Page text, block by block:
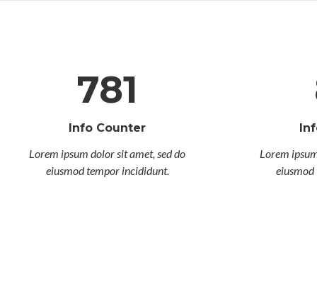
781
Info Counter
Lorem ipsum dolor sit amet, sed do
eiusmod tempor incididunt.
Lorem